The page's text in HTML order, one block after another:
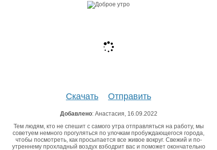
Скачать Отправить
Добавлено: Анастасия, 16.09.2022
Тем людям, кто не спешит с самого утра отправляться на работу, мы
советуем немного прогуляться по улочкам пробуждающегося города,
чтобы посмотреть, как просыпается все живое вокруг. Свежий и по-
утреннему прохладный воздух взбодрит вас и поможет окончательно